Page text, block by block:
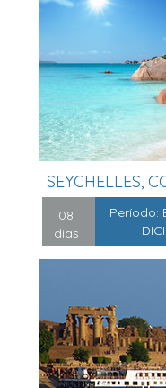
SEYCHELLES,
PRASLIN ...
08
días
Período: